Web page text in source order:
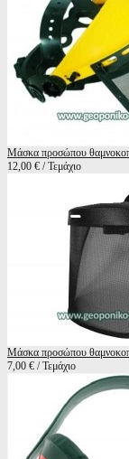
Μάσκα προσώπου
12,00 € / Τεμάχιο
Μάσκα προσώπου
7,00 € / Τεμάχιο